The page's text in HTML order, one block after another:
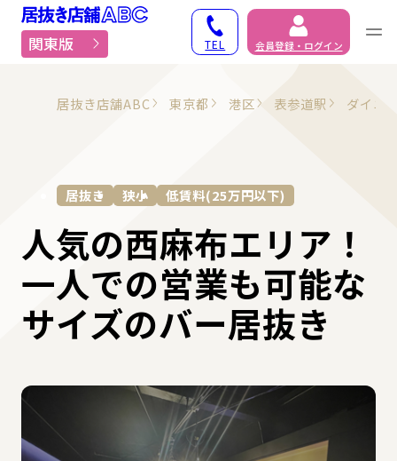
居抜き物件・貸店舗で
関東版 TEL 会員登録・ログイン
居抜き店舗ABC 東京都 港区 表参道駅 ダイニ
居抜き 狭小 低賃料(25万円以下)
人気の西麻布エリア！
一人での営業も可能な
サイズのバー居抜き